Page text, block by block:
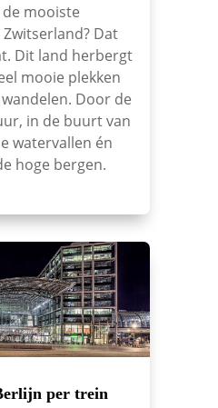
mooiste
Dat
Dit land herbergt
mooie plekken
Door de
in de buurt van
watervallen én
hoge bergen.
per trein